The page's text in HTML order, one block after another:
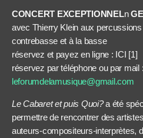
CONCERT EXCEPTIONNELn
avec Thierry Klein aux
contrebasse et à la basse
réservez et payez en ligne : ICI [1]
réservez par téléphone ou par mail
leforumdelamusique@gmail.com
Le Cabaret et puis Quoi?a été
permettre de rencontrer des
auteurs-compositeurs-interprètes,